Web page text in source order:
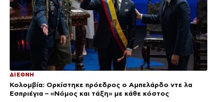
ΔΙΕΘΝΗ
Κολομβία: Ορκίστηκε πρόεδρος ο Αμπελάρδο ντε λα
Εσπριέγια – «Νόμος και τάξη» με κάθε κόστος